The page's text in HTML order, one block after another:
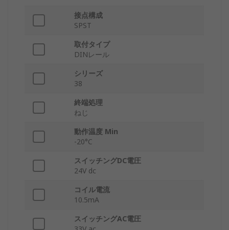
接点構成
SPST
取付タイプ
DINレール
シリーズ
38
終端処理
ねじ
動作温度 Min
-20°C
スイッチングDC電圧
24V dc
コイル電流
10.5mA
スイッチングAC電圧